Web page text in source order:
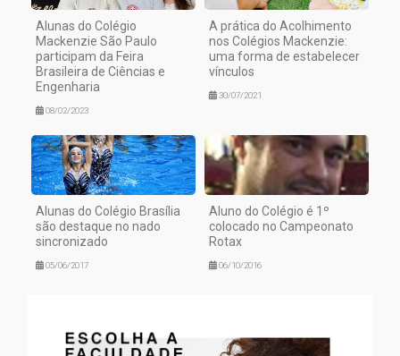
Alunas do Colégio
Mackenzie São Paulo
participam da Feira
Brasileira de Ciências e
Engenharia
08/02/2023
A prática do Acolhimento
nos Colégios Mackenzie:
uma forma de estabelecer
vínculos
30/07/2021
Alunas do Colégio Brasília
são destaque no nado
sincronizado
05/06/2017
Aluno do Colégio é 1º
colocado no Campeonato
Rotax
06/10/2016